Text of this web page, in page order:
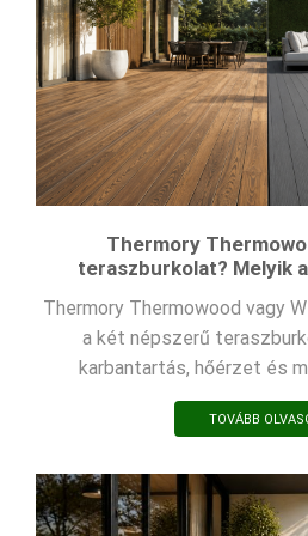
Thermory
teraszburkolat? Melyik
Thermory Thermowood vagy
a két népszerű
karbantartás, hőérzet és
TOVÁBB